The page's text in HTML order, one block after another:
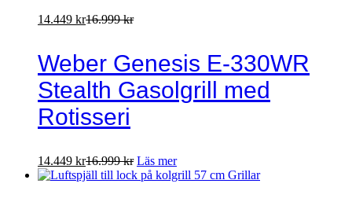
14.449 kr16.999kr
Weber Genesis E-330WR
Stealth Gasolgrill med
Rotisseri
14.449 kr16.999kr Läs mer